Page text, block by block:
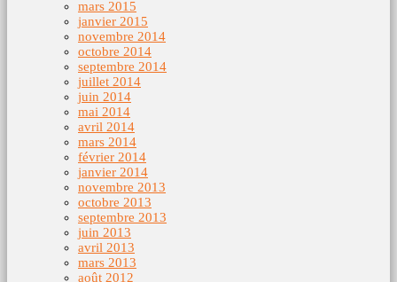
mars 2015
janvier 2015
novembre 2014
octobre 2014
septembre 2014
juillet 2014
juin 2014
mai 2014
avril 2014
mars 2014
février 2014
janvier 2014
novembre 2013
octobre 2013
septembre 2013
juin 2013
avril 2013
mars 2013
août 2012